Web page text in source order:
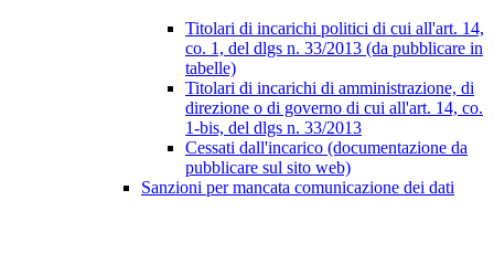
Titolari di incarichi politici di cui all'art. 14,
co. 1, del dlgs n. 33/2013 (da pubblicare in
tabelle)
Titolari di incarichi di amministrazione, di
direzione o di governo di cui all'art. 14, co.
1-bis, del dlgs n. 33/2013
Cessati dall'incarico (documentazione da
pubblicare sul sito web)
Sanzioni per mancata comunicazione dei dati